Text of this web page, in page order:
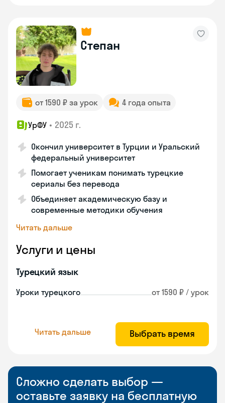
Степан
от 1590 ₽ за урок 4 года опыта
УрФУ • 2025 г.
Окончил университет в Турции и Уральский
федеральный университет
Помогает ученикам понимать турецкие
сериалы без перевода
Объединяет академическую базу и
современные методики обучения
Читать дальше
Услуги и цены
Турецкий язык
Уроки турецкого от 1590 ₽ / урок
Читать дальше Выбрать время
Сложно сделать выбор —
оставьте заявку на бесплатную